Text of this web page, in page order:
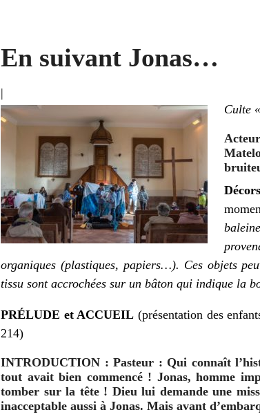
En suivant Jonas…
|
Culte
Décors
organiques (plastiques, papiers…). Ces objets
tissu sont accrochées sur un bâton qui indique la
PRÉLUDE et ACCUEIL (présentation des
214)
INTRODUCTION :Pasteur : Qui connaît
tout avait bien commencé ! Jonas, homme
tomber sur la tête ! Dieu lui demande une
inacceptable aussi à Jonas. Mais avant